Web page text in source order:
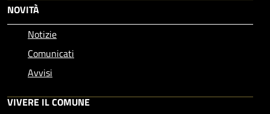
NOVITÀ
Notizie
Comunicati
Avvisi
VIVERE IL COMUNE